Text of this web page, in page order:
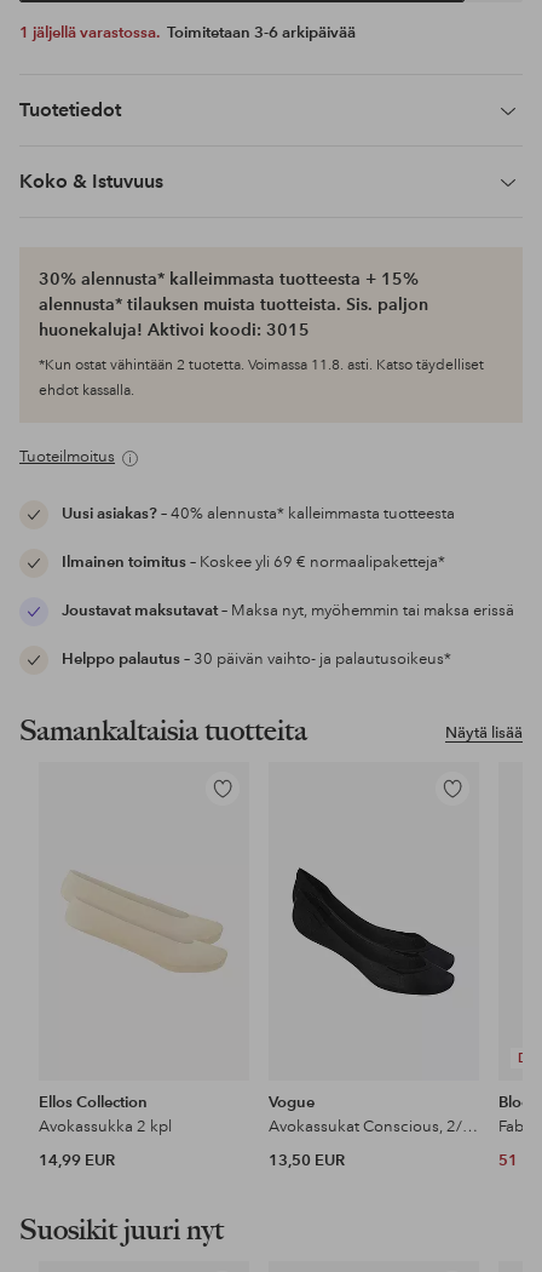
1 jäljellä varastossa. Toimitetaan 3-6 arkipäivää
Tuotetiedot
Koko & Istuvuus
30% alennusta* kalleimmasta tuotteesta + 15%
alennusta* tilauksen muista tuotteista. Sis. paljon
huonekaluja! Aktivoi koodi: 3015
*Kun ostat vähintään 2 tuotetta. Voimassa 11.8. asti. Katso täydelliset
ehdot kassalla.
Tuoteilmoitus
Uusi asiakas?– 40% alennusta* kalleimmasta tuotteesta
Ilmainen toimitus– Koskee yli 69 € normaalipaketteja*
Joustavat maksutavat– Maksa nyt, myöhemmin tai maksa erissä
Helppo palautus– 30 päivän vaihto- ja palautusoikeus*
Näytä lisää
Samankaltaisia tuotteita
Lisää
Ellos Collection
Avokassukka 2 kpl
14,99 EUR
Lisää
Vogue
Avokassukat Conscious, 2/pakk.
13,50 EUR
51
Suosikit juuri nyt